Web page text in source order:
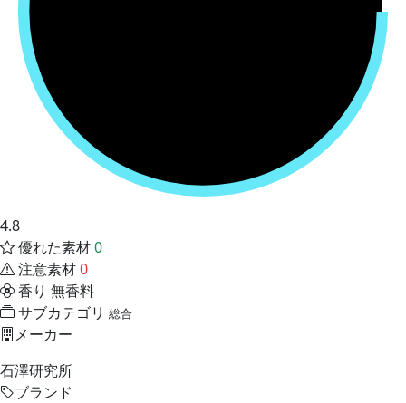
4.8
優れた素材0
注意素材0
香り 無香料
サブカテゴリ 総合
メーカー
石澤研究所
ブランド